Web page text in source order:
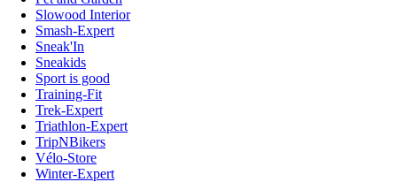
Slowood Interior
Smash-Expert
Sneak'In
Sneakids
Sport is good
Training-Fit
Trek-Expert
Triathlon-Expert
TripNBikers
Vélo-Store
Winter-Expert